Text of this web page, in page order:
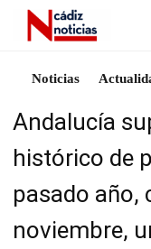
Noticias
Andalucía
histórico de
pasado año,
noviembre,